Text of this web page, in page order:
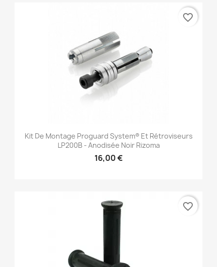
Kit De Montage Proguard System® Et Rétroviseurs
LP200B - Anodisée Noir Rizoma
16,00 €
favorite_border
favorite_border